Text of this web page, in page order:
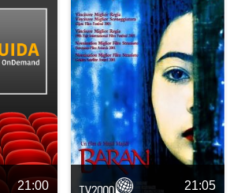
21:00 21:05